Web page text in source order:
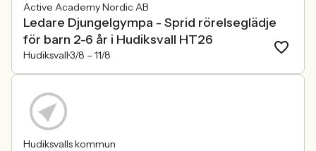
Active Academy Nordic AB
Ledare Djungelgympa - Sprid rörelseglädje
för barn 2-6 år i Hudiksvall HT26
Hudiksvall3/8 – 11/8
Hudiksvalls kommun